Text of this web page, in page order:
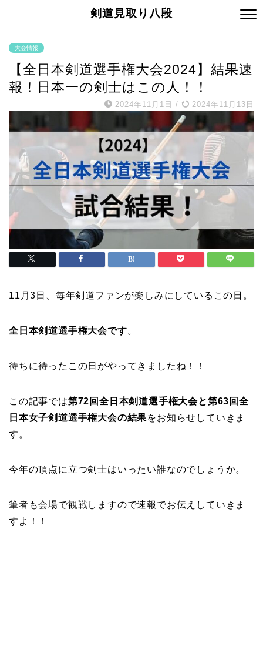
剣道見取り八段
大会情報
【全日本剣道選手権大会2024】結果速
報！日本一の剣士はこの人！！
2024年11月1日 / 2024年11月13日
11月3日、毎年剣道ファンが楽しみにしているこの日。
全日本剣道選手権大会です。
待ちに待ったこの日がやってきましたね！！
この記事では第72回全日本剣道選手権大会と第63回全
日本女子剣道選手権大会の結果をお知らせしていきま
す。
今年の頂点に立つ剣士はいったい誰なのでしょうか。
筆者も会場で観戦しますので速報でお伝えしていきま
すよ！！